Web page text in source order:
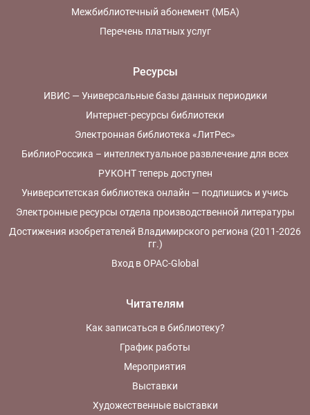
Межбиблиотечный абонемент (МБА)
Перечень платных услуг
Ресурсы
ИВИС — Универсальные базы данных периодики
Интернет-ресурсы библиотеки
Электронная библиотека «ЛитРес»
БиблиоРоссика – интеллектуальное развлечение для всех
РУКОНТ теперь доступен
Университетская библиотека онлайн — подпишись и учись
Электронные ресурсы отдела производственной литературы
Достижения изобретателей Владимирского региона (2011-2026
гг.)
Вход в OPAC-Global
Читателям
Как записаться в библиотеку?
График работы
Мероприятия
Выставки
Художественные выставки